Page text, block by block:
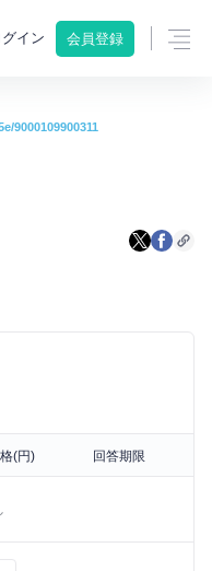
グイン 会員登録
9000109900311
(円) 回答期限